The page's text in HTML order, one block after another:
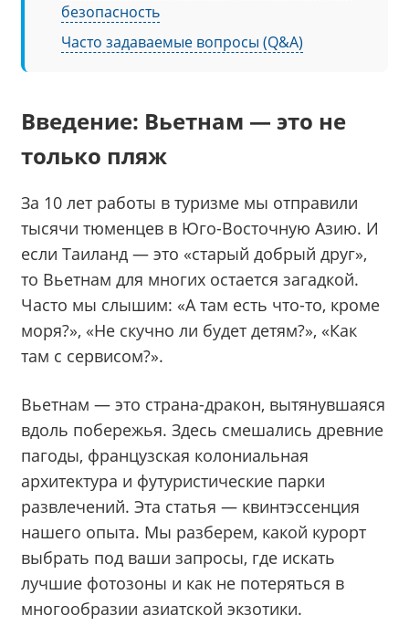
безопасность
Часто задаваемые вопросы (Q&A)
Введение: Вьетнам — это не
только пляж
За 10 лет работы в туризме мы отправили
тысячи тюменцев в Юго-Восточную Азию. И
если Таиланд — это «старый добрый друг»,
то Вьетнам для многих остается загадкой.
Часто мы слышим: «А там есть что-то, кроме
моря?», «Не скучно ли будет детям?», «Как
там с сервисом?».
Вьетнам — это страна-дракон, вытянувшаяся
вдоль побережья. Здесь смешались древние
пагоды, французская колониальная
архитектура и футуристические парки
развлечений. Эта статья — квинтэссенция
нашего опыта. Мы разберем, какой курорт
выбрать под ваши запросы, где искать
лучшие фотозоны и как не потеряться в
многообразии азиатской экзотики.